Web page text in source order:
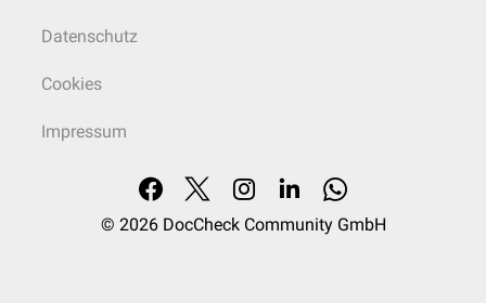
Datenschutz
Cookies
Impressum
© 2026 DocCheck Community GmbH